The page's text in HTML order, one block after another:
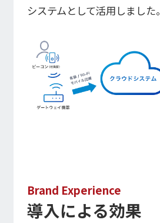
システムとして活用しました。
Brand Experience
導入による効果